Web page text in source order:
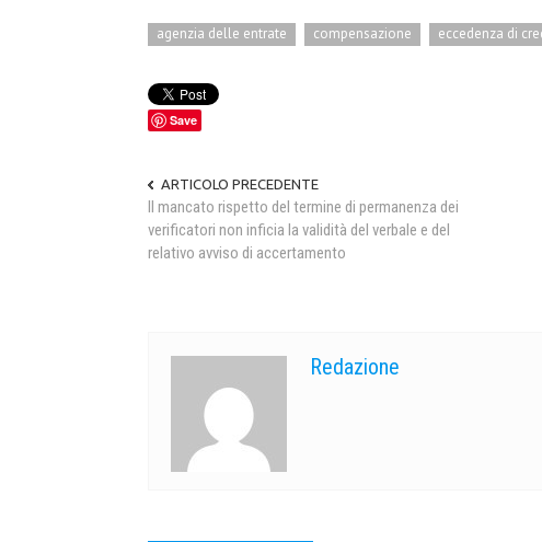
agenzia delle entrate compensazione eccedenza di
Save
ARTICOLO PRECEDENTE
Il mancato rispetto del termine di permanenza dei
verificatori non inficia la validità del verbale e del
relativo avviso di accertamento
Redazione